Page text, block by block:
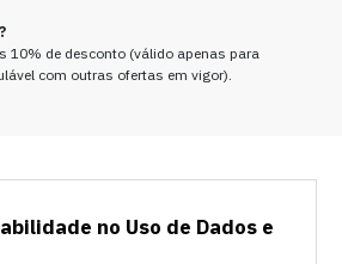
10% de desconto (válido apenas para
com outras ofertas em vigor).
no Uso de Dados e